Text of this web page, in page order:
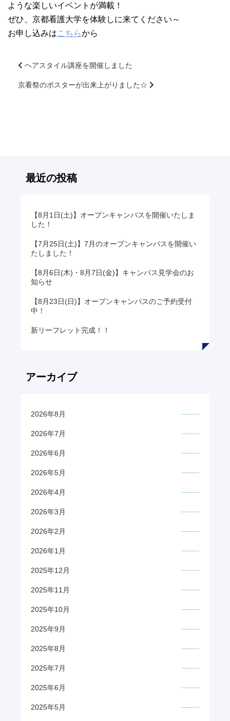
ような楽しいイベントが満載！
ぜひ、京都看護大学を体験しに来てください～
お申し込みはこちらから
前
ヘアスタイル講座を開催しました
京看祭のポスターが出来上がりました☆
最近の投稿
【8月1日(土)】オープンキャンパスを開催いたしま
した！
【7月25日(土)】7月のオープンキャンパスを開催い
たしました！
【8月6日(木)・8月7日(金)】キャンパス見学会のお
知らせ
【8月23日(日)】オープンキャンパスのご予約受付
中！
新リーフレット完成！！
アーカイブ
2026年8月
2026年7月
2026年6月
2026年5月
2026年4月
2026年3月
2026年2月
2026年1月
2025年12月
2025年11月
2025年10月
2025年9月
2025年8月
2025年7月
2025年6月
2025年5月